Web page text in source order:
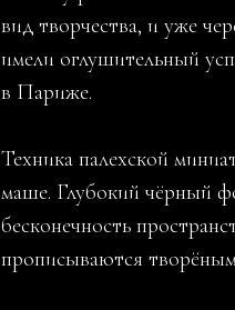
вид творчества, и уже
имели оглушительный
в Париже.
Техника палехской
маше. Глубокий чёрный
бесконечность
прописываются